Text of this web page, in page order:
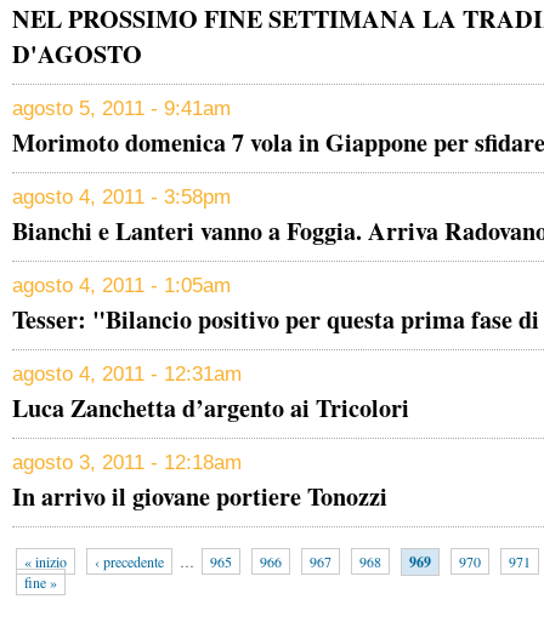
NEL PROSSIMO FINE SETTIMANA LA
D'AGOSTO
agosto 5, 2011 - 9:41am
Morimoto domenica 7 vola in Giappone per
agosto 4, 2011 - 3:58pm
Bianchi e Lanteri vanno a Foggia. Arriva
agosto 4, 2011 - 1:05am
Tesser: "Bilancio positivo per questa prima fase
agosto 4, 2011 - 12:31am
Luca Zanchetta d’argento ai Tricolori
agosto 3, 2011 - 12:18am
In arrivo il giovane portiere Tonozzi
« inizio ‹ precedente … 965 966 967 968 969 970
971
fine »